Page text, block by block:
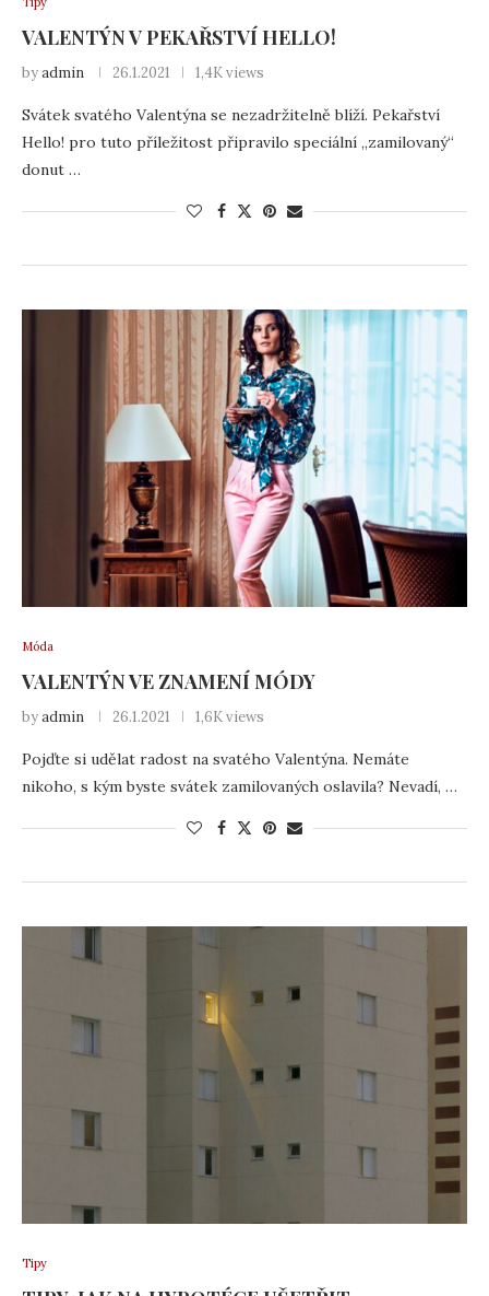
VALENTÝN V PEKAŘSTVÍ HELLO!
byadmin 26.1.2021 1,4K views
Svátek svatého Valentýna se nezadržitelně blíží. Pekařství
Hello! pro tuto příležitost připravilo speciální „zamilovaný“
donut …
Móda
VALENTÝN VE ZNAMENÍ MÓDY
byadmin 26.1.2021 1,6K views
Pojďte si udělat radost na svatého Valentýna. Nemáte
nikoho, s kým byste svátek zamilovaných oslavila? Nevadí, …
Tipy